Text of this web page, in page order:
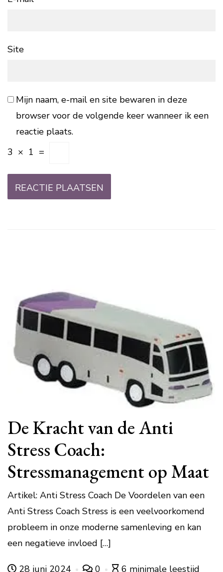
Site
Mijn naam, e-mail en site bewaren in deze
browser voor de volgende keer wanneer ik een
reactie plaats.
3 × 1 =
De Kracht van de Anti
Stress Coach:
Stressmanagement op Maat
Artikel: Anti Stress Coach De Voordelen van een
Anti Stress Coach Stress is een veelvoorkomend
probleem in onze moderne samenleving en kan
een negatieve invloed […]
28 juni 2024 0 6 minimale leestijd